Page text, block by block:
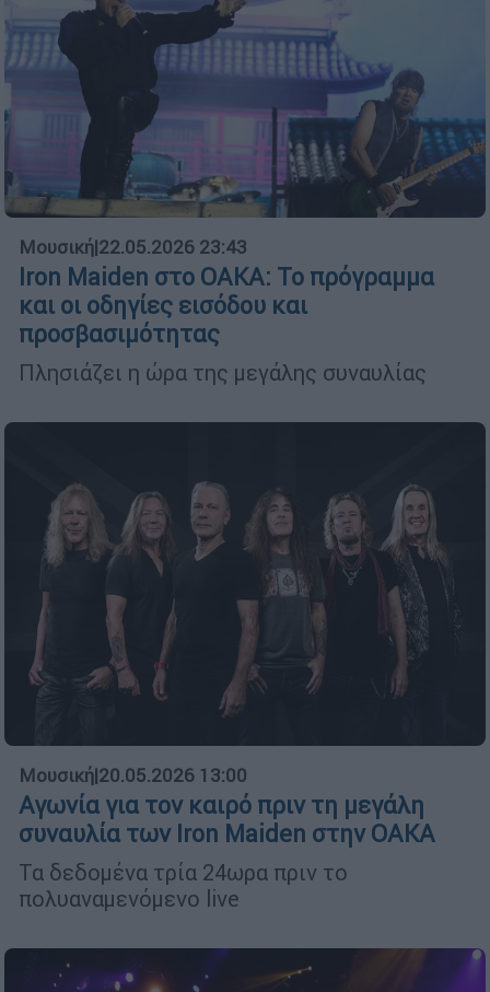
Μουσική|22.05.2026 23:43
Iron Maiden στο ΟΑΚΑ: Το πρόγραμμα
και οι οδηγίες εισόδου και
προσβασιμότητας
Πλησιάζει η ώρα της μεγάλης συναυλίας
Μουσική|20.05.2026 13:00
Αγωνία για τον καιρό πριν τη μεγάλη
συναυλία των Iron Maiden στην ΟΑΚΑ
Τα δεδομένα τρία 24ωρα πριν το
πολυαναμενόμενο live